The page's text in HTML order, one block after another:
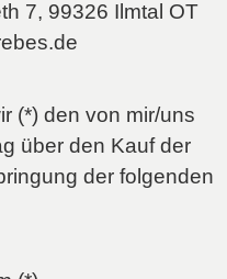
7, 99326 Ilmtal OT
(*) den von mir/uns
über den Kauf der
der folgenden